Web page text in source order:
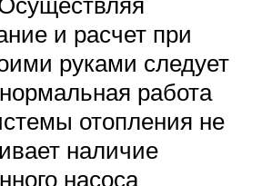
и расчет при
руками следует
работа
отопления не
наличие
насоса